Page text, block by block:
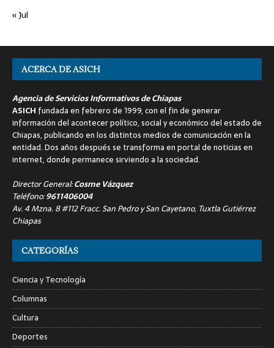
« Jul
ACERCA DE ASICH
Agencia de Servicios Informativos de Chiapas
ASICH fundada en febrero de 1999, con el fin de generar
información del acontecer político, social y económico del estado de
Chiapas, publicando en los distintos medios de comunicación en la
entidad. Dos años después se transforma en portal de noticias en
internet, donde permanece sirviendo a la sociedad.
Director General:Cosme Vázquez
Teléfono:9611406004
Av. 4 Mzna. 8 #112 Fracc. San Pedro y San Cayetano, Tuxtla Gutiérrez
Chiapas
CATEGORÍAS
Ciencia y Tecnología
Columnas
Cultura
Deportes